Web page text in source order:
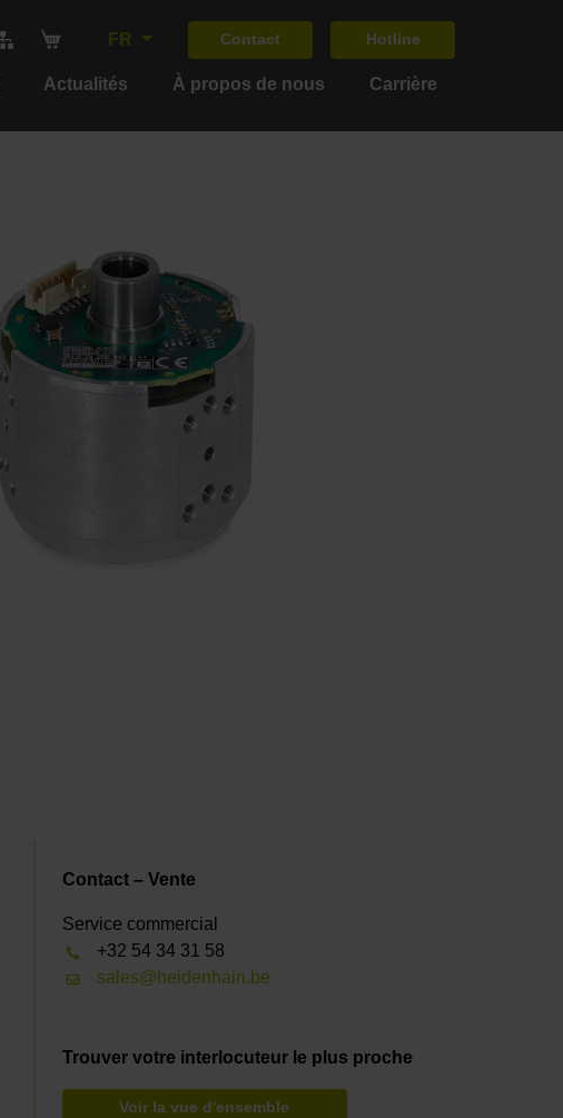
FR Contact Hotline
Actualités À propos de nous Carrière
Contact – Vente
Service commercial
+32 54 34 31 58
sales@heidenhain.be
Trouver votre interlocuteur le plus proche
Voir la vue d'ensemble